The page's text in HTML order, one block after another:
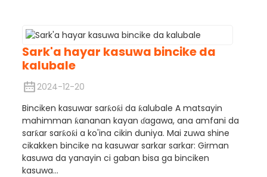
Sark'a hayar kasuwa bincike da
kalubale
2024-12-20
Binciken kasuwar sarƙoƙi da ƙalubale A matsayin
mahimman ƙananan kayan ɗagawa, ana amfani da
sarƙar sarƙoƙi a ko'ina cikin duniya. Mai zuwa shine
cikakken bincike na kasuwar sarkar sarkar: Girman
kasuwa da yanayin ci gaban bisa ga binciken
kasuwa...